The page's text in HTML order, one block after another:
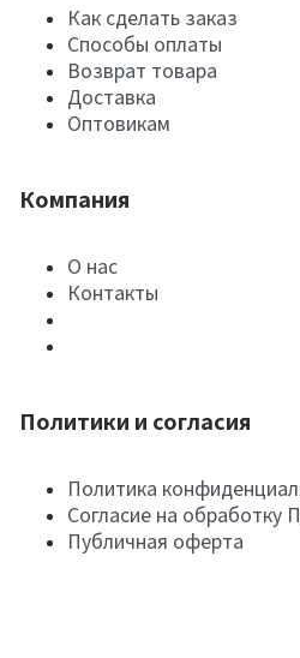
Как сделать заказ
Способы оплаты
Возврат товара
Доставка
Оптовикам
Компания
О нас
Контакты
Политики и согласия
Политика
Согласие на обработку
Публичная оферта